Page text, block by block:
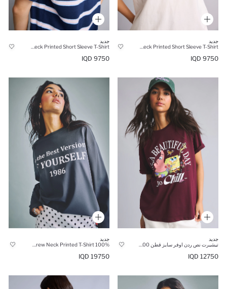
جديد
9750 IQD
جديد
9750 IQD
جديد
تيشيرت نص ردن اوفر سايز قطن 100% من سبونج بوب
12750 IQD
جديد
100% Cotton Oversize Crew Neck Printed T-Shirt
19750 IQD